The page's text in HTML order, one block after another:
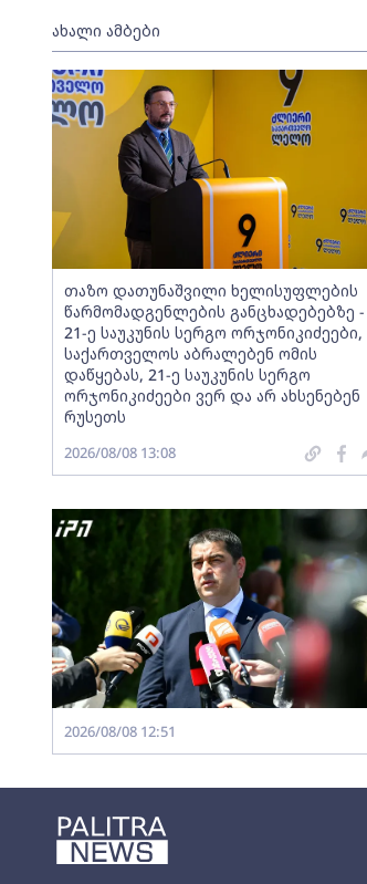
ახალი ამბები
თაზო დათუნაშვილი ხელისუფლების
წარმომადგენლების განცხადებებზე -
21-ე საუკუნის სერგო ორჯონიკიძეები,
საქართველოს აბრალებენ ომის
დაწყებას, 21-ე საუკუნის სერგო
ორჯონიკიძეები ვერ და არ ახსენებენ
რუსეთს
2026/08/08 13:08
2026/08/08 12:51